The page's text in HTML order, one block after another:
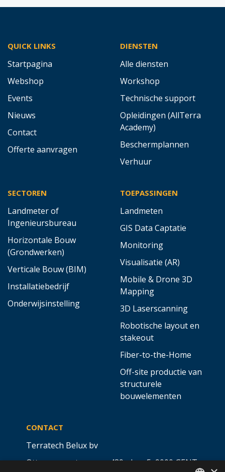
QUICK LINKS
Startpagina
Webshop
Events
Nieuws
Contact
Offerte aanvragen
DIENSTEN
Alle diensten
Workshop
Technische support
Opleidingen (AllTerra
Academy)
Beschermplannen
Verhuur
SECTOREN
Landmeter of
Ingenieursbureau
Horizontale Bouw
(Grondwerken)
Verticale Bouw (BIM)
Installatiebedrijf
Onderwijsinstelling
TOEPASSINGEN
Landmeten
GIS Data Captatie
Monitoring
Visualisatie (AR)
Mobile & Drone 3D
Mapping
3D Laserscanning
Robotische layout en
stakeout
Fiber-to-the-Home
Off-site productie van
structurele
bouwelementen
CONTACT
Terratech Belux bv
Ottergemsesteenweg 439 - bus 5,9000 GENT